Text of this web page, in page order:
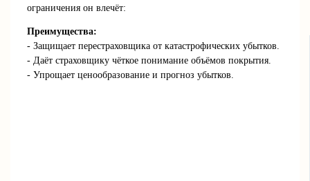
ограничения он влечёт:
Преимущества:
- Защищает перестраховщика от катастрофических убытков.
- Даёт страховщику чёткое понимание объёмов покрытия.
- Упрощает ценообразование и прогноз убытков.